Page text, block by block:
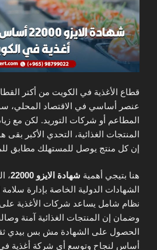
قطاع الأغذية في الكويت من أكتر
عنصر أساسي في الاقتصاد المحلي،
المطاعم أو شركات التوريد. لكن مع
المنتجات الغذائية، التحدي الأكبر بقى
إن كل منتج يوصل للمستهلك مطابق
هنا بتيجي أهمية شهادة الايزو 22000
،
الشهادات الدولية الخاصة بإدارة سلامة
نظام شامل يساعد شركات الأغذية
وضمان إن المنتجات الغذائية آمنة
الحصول على الشهادة مش بس بيدي ثقة
أساس لنجاح وتوسع أي شركة أغذية